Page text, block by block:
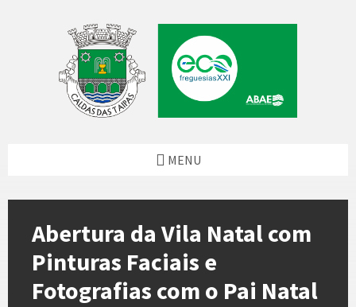
MENU
Abertura da Vila Natal com
Pinturas Faciais e
Fotografias com o Pai Natal